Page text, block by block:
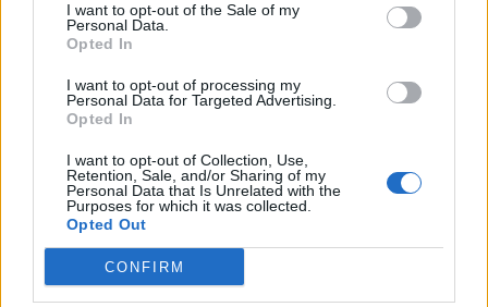
I want to opt-out of the Sale of my
Personal Data.
Opted In
I want to opt-out of processing my
Personal Data for Targeted Advertising.
Opted In
I want to opt-out of Collection, Use,
Retention, Sale, and/or Sharing of my
Personal Data that Is Unrelated with the
Purposes for which it was collected.
Opted Out
CONFIRM
Trending
Comments